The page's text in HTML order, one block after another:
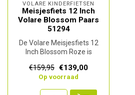
VOLARE KINDERFIETSEN
Meisjesfiets 12 Inch
Volare Blossom Paars
51294
De Volare Meisjesfiets 12
Inch Blossom Roze is
di...
€159,95 €139,00
Op voorraad